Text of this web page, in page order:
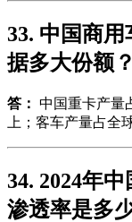
33. 中国商
据多大份额？
答： 中国重卡产量
上；客车产量占全
34. 2024年
渗透率是多